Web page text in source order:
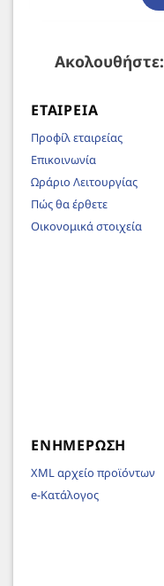
Ακολουθήστε:
ΕΤΑΙΡΕΊΑ
Προφίλ εταιρείας
Επικοινωνία
Ωράριο Λειτουργίας
Πώς θα έρθετε
Οικονομικά στοιχεία
ΕΝΗΜΈΡΩΣΗ
XML αρχείο προϊόντων
e-Κατάλογος